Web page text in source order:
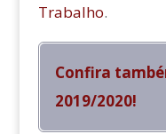
Trabalho.
Confira
2019/2020!